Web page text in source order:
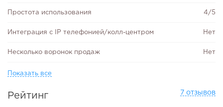
Простота использования 4/5
Интеграция с IP телефонией/колл-центром Нет
Несколько воронок продаж Нет
Показать все
Рейтинг 7 отзывов